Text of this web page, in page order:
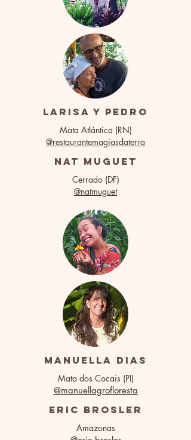
larisa y pedro
Mata Atlántica (RN)
@restaurantemagiasdaterra
nat muguet
Cerrado (DF)
@natmuguet
manuella dias
Mata dos Cocais (PI)
@manuellagrofloresta
eric brosler
Amazonas